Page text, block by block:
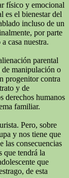
físico y emocional
el bienestar del
incluso de un
por parte
casa nuestra.
parental
manipulación o
progenitor contra
y de
derechos humanos
familiar.
Pero, sobre
y nos tiene que
las consecuencias
que tendrá la
que
de esta